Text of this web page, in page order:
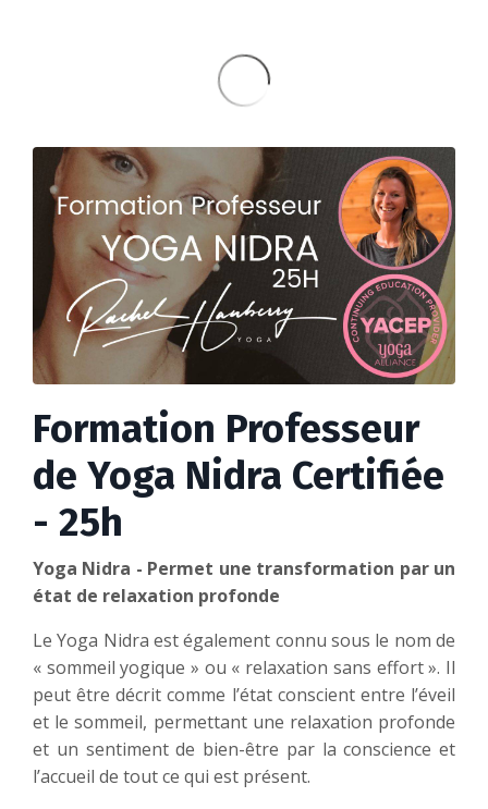
Formation Professeur
de Yoga Nidra Certifiée
- 25h
Yoga Nidra - Permet une transformation par un
état de relaxation profonde
Le Yoga Nidra est également connu sous le nom de
« sommeil yogique » ou « relaxation sans effort ». Il
peut être décrit comme l’état conscient entre l’éveil
et le sommeil, permettant une relaxation profonde
et un sentiment de bien-être par la conscience et
l’accueil de tout ce qui est présent.